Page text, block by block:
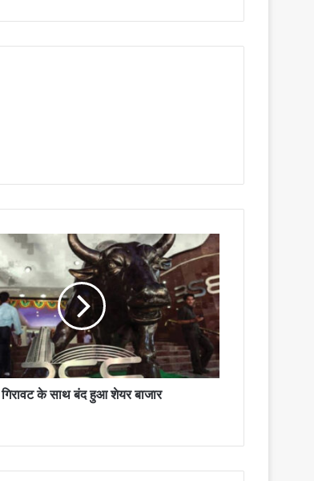
गिरावट के साथ बंद हुआ शेयर बाजार